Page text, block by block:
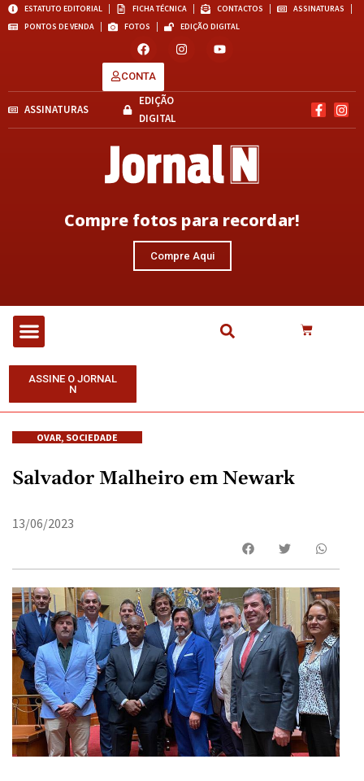
ESTATUTO EDITORIAL FICHA TÉCNICA CONTACTOS
ASSINATURAS
PONTOS DE VENDA
FOTOS EDIÇÃO DIGITAL
CONTA
ASSINATURAS
EDIÇÃO
DIGITAL
Compre fotos para recordar!
Compre Aqui
ASSINE O JORNAL
N
OVAR, SOCIEDADE
Salvador Malheiro em Newark
13/06/2023